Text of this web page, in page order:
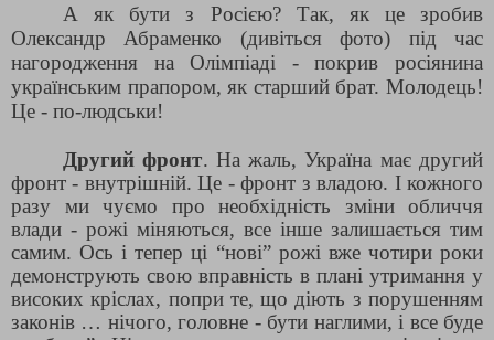
А як бути з Росією? Так, як це зробив
Олександр Абраменко (дивіться фото) під час
нагородження на Олімпіаді - покрив росіянина
українським прапором, як старший брат. Молодець!
Це - по-людськи!
Другий фронт. На жаль, Україна має другий
фронт - внутрішній. Це - фронт з владою. І кожного
разу ми чуємо про необхідність зміни обличчя
влади - рожі міняються, все інше залишається тим
самим. Ось і тепер ці “нові” рожі вже чотири роки
демонструють свою вправність в плані утримання у
високих кріслах, попри те, що діють з порушенням
законів … нічого, головне - бути наглими, і все буде